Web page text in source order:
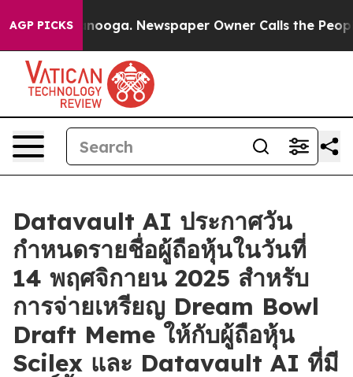
AGP PICKS Newspaper Owner Calls the People
Datavault AI ประกาศวัน
กำหนดรายชื่อผู้ถือหุ้นในวันที่
14 พฤศจิกายน 2025 สำหรับ
การจ่ายเหรียญ Dream Bowl
Draft Meme ให้กับผู้ถือหุ้น
Scilex และ Datavault AI ที่มี